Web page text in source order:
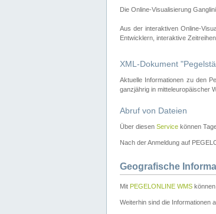
Die Online-Visualisierung
Aus der interaktiven Online-
Entwicklern, interaktive
XML-Dokument
Aktuelle Informationen zu den
ganzjährig in mitteleuropäischer
Abruf von Dateien
Über diesen Service können
Nach der Anmeldung auf
Geografische
Mit PEGELONLINE WMS
Weiterhin sind die Informationen